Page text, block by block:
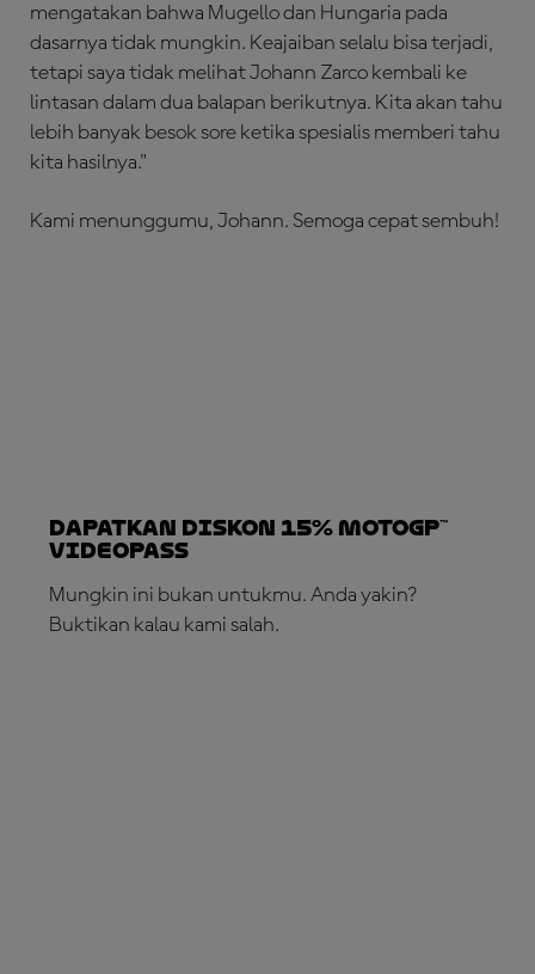
mengatakan bahwa Mugello dan Hungaria pada
dasarnya tidak mungkin. Keajaiban selalu bisa terjadi,
tetapi saya tidak melihat Johann Zarco kembali ke
lintasan dalam dua balapan berikutnya. Kita akan tahu
lebih banyak besok sore ketika spesialis memberi tahu
kita hasilnya."
Kami menunggumu, Johann. Semoga cepat sembuh!
Dapatkan Diskon 15% MotoGP™
VideoPass
Mungkin ini bukan untukmu. Anda yakin?
Buktikan kalau kami salah.